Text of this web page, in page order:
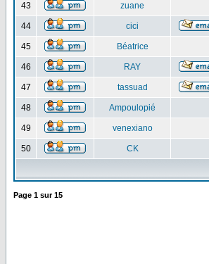
43 zuane
44 cici
45 Béatrice
46 RAY
47 tassuad
48 Ampoulopié
49 venexiano
50 CK
Page 1 sur15